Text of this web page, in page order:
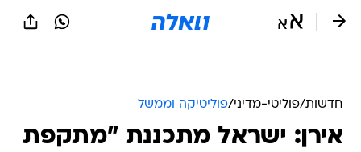
חדשות/פוליטי-מדיני/פוליטיקה וממשל
אירן: ישראל מתכננת "מתקפת